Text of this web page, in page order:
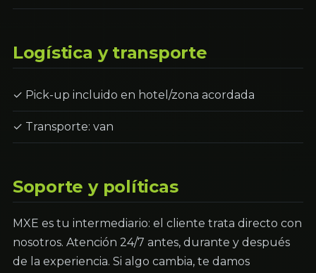
Logística y transporte
✓ Pick-up incluido en hotel/zona acordada
✓ Transporte: van
Soporte y políticas
MXE es tu intermediario: el cliente trata directo con
nosotros. Atención 24/7 antes, durante y después
de la experiencia. Si algo cambia, te damos